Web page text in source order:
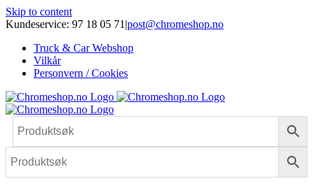
Skip to content
Kundeservice: 97 18 05 71 |post@chromeshop.no
Truck & Car Webshop
Vilkår
Personvern / Cookies